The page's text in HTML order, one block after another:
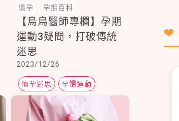
懷孕 孕期百科
【烏烏醫師專欄】孕期
運動3疑問，打破傳統
迷思
2023/12/26
懷孕迷思 孕婦運動
孕期須知